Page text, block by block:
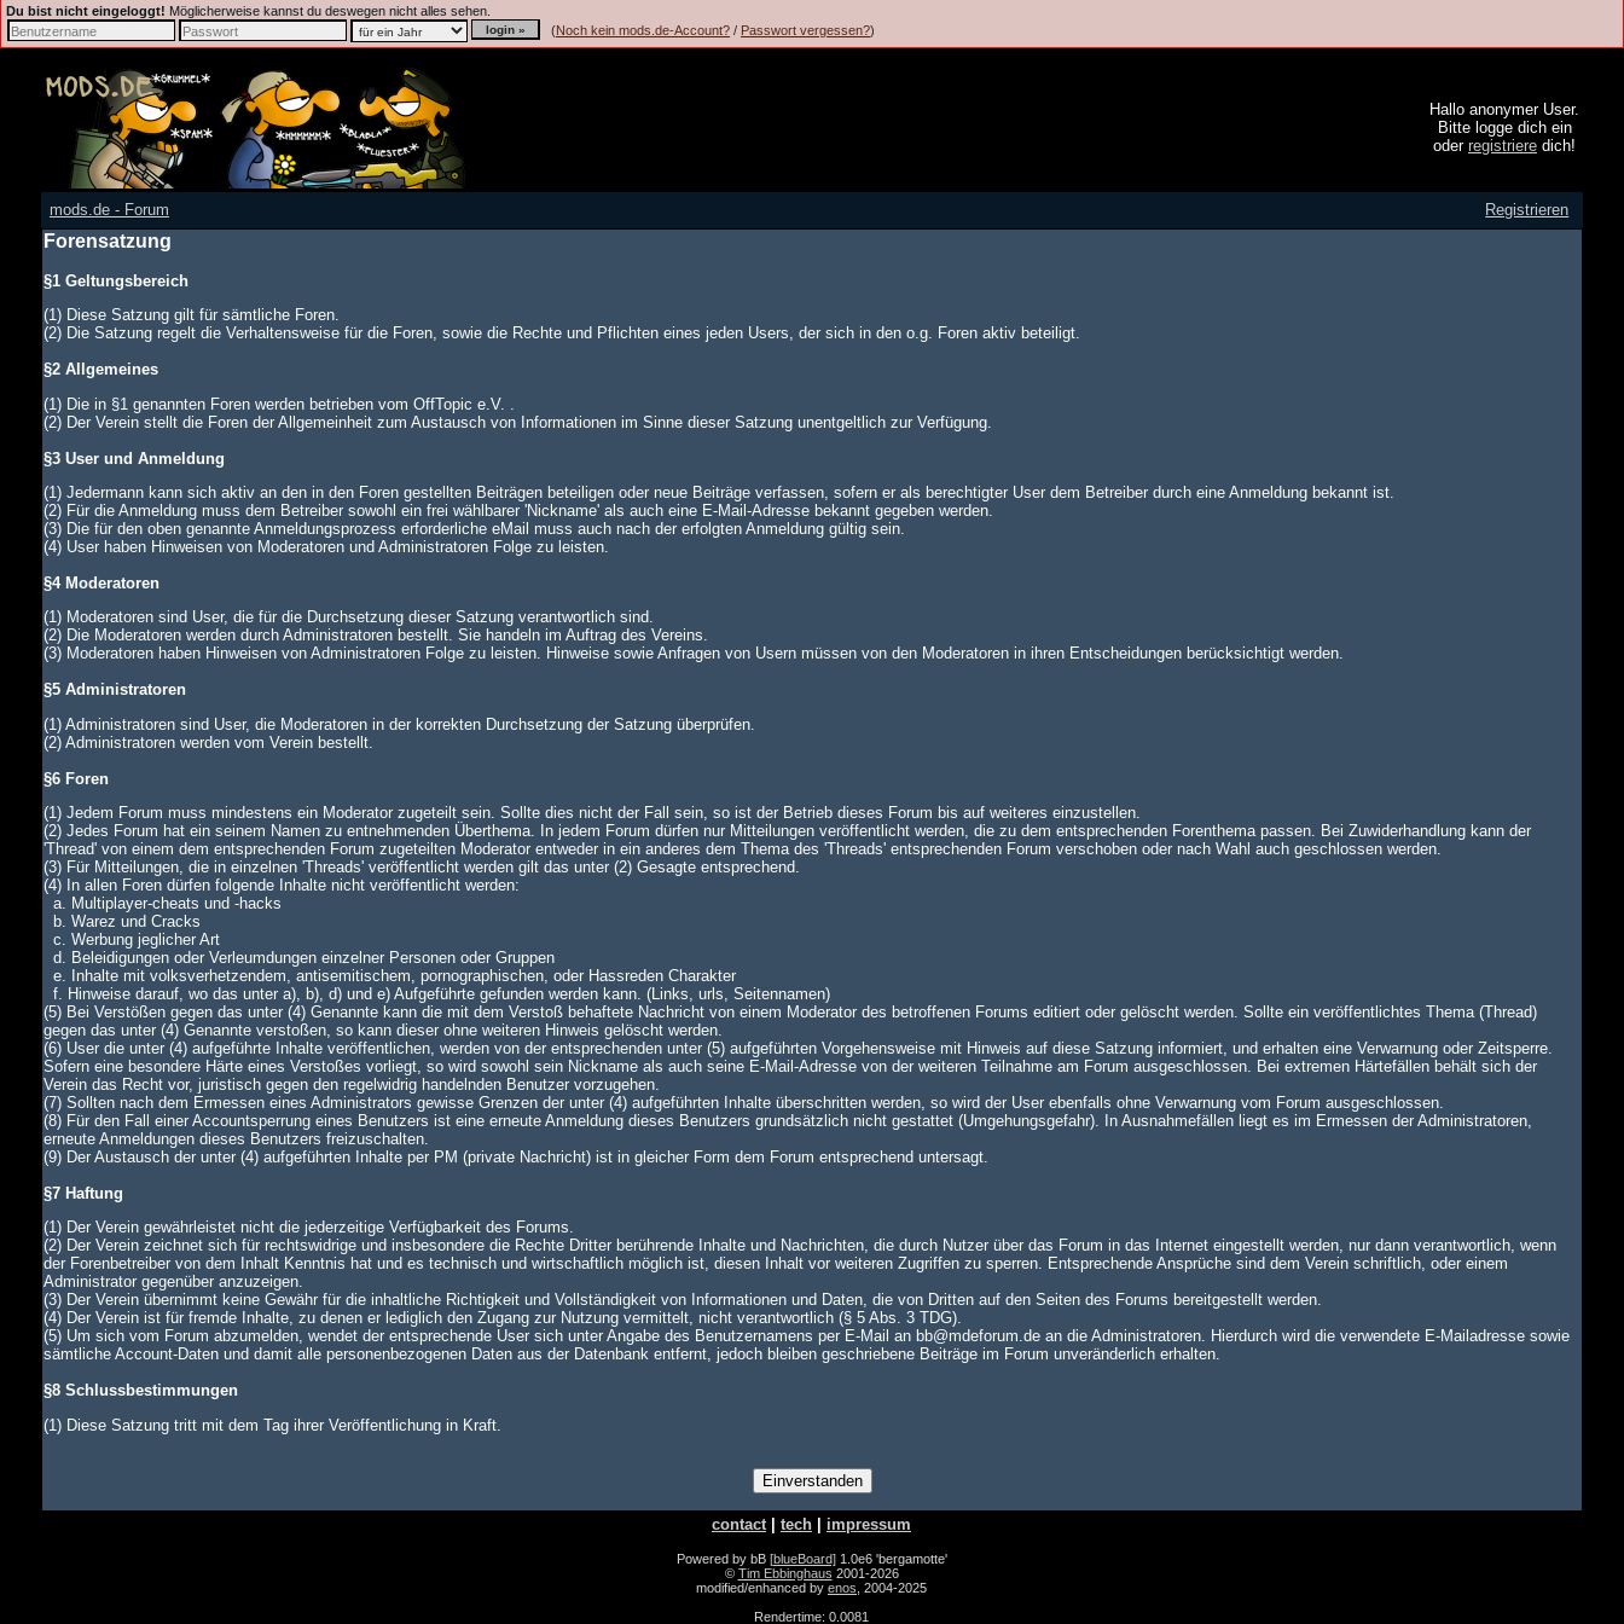
Du bist nicht eingeloggt! Möglicherweise kannst du deswegen nicht alles sehen.
(Noch kein mods.de-Account? / Passwort vergessen?)
Hallo anonymer User.
Bitte logge dich ein
oder registriere dich!
mods.de - Forum Registrieren
Forensatzung
§1 Geltungsbereich
(1) Diese Satzung gilt für sämtliche Foren.
(2) Die Satzung regelt die Verhaltensweise für die Foren, sowie die Rechte und Pflichten eines jeden Users, der sich in den o.g. Foren aktiv beteiligt.
§2 Allgemeines
(1) Die in §1 genannten Foren werden betrieben vom OffTopic e.V. .
(2) Der Verein stellt die Foren der Allgemeinheit zum Austausch von Informationen im Sinne dieser Satzung unentgeltlich zur Verfügung.
§3 User und Anmeldung
(1) Jedermann kann sich aktiv an den in den Foren gestellten Beiträgen beteiligen oder neue Beiträge verfassen, sofern er als berechtigter User dem Betreiber durch eine Anmeldung bekannt ist.
(2) Für die Anmeldung muss dem Betreiber sowohl ein frei wählbarer 'Nickname' als auch eine E-Mail-Adresse bekannt gegeben werden.
(3) Die für den oben genannte Anmeldungsprozess erforderliche eMail muss auch nach der erfolgten Anmeldung gültig sein.
(4) User haben Hinweisen von Moderatoren und Administratoren Folge zu leisten.
§4 Moderatoren
(1) Moderatoren sind User, die für die Durchsetzung dieser Satzung verantwortlich sind.
(2) Die Moderatoren werden durch Administratoren bestellt. Sie handeln im Auftrag des Vereins.
(3) Moderatoren haben Hinweisen von Administratoren Folge zu leisten. Hinweise sowie Anfragen von Usern müssen von den Moderatoren in ihren Entscheidungen berücksichtigt werden.
§5 Administratoren
(1) Administratoren sind User, die Moderatoren in der korrekten Durchsetzung der Satzung überprüfen.
(2) Administratoren werden vom Verein bestellt.
§6 Foren
(1) Jedem Forum muss mindestens ein Moderator zugeteilt sein. Sollte dies nicht der Fall sein, so ist der Betrieb dieses Forum bis auf weiteres einzustellen.
(2) Jedes Forum hat ein seinem Namen zu entnehmenden Überthema. In jedem Forum dürfen nur Mitteilungen veröffentlicht werden, die zu dem entsprechenden Forenthema passen. Bei Zuwiderhandlung kann der
'Thread' von einem dem entsprechenden Forum zugeteilten Moderator entweder in ein anderes dem Thema des 'Threads' entsprechenden Forum verschoben oder nach Wahl auch geschlossen werden.
(3) Für Mitteilungen, die in einzelnen 'Threads' veröffentlicht werden gilt das unter (2) Gesagte entsprechend.
(4) In allen Foren dürfen folgende Inhalte nicht veröffentlicht werden:
a. Multiplayer-cheats und -hacks
b. Warez und Cracks
c. Werbung jeglicher Art
d. Beleidigungen oder Verleumdungen einzelner Personen oder Gruppen
e. Inhalte mit volksverhetzendem, antisemitischem, pornographischen, oder Hassreden Charakter
f. Hinweise darauf, wo das unter a), b), d) und e) Aufgeführte gefunden werden kann. (Links, urls, Seitennamen)
(5) Bei Verstößen gegen das unter (4) Genannte kann die mit dem Verstoß behaftete Nachricht von einem Moderator des betroffenen Forums editiert oder gelöscht werden. Sollte ein veröffentlichtes Thema (Thread)
gegen das unter (4) Genannte verstoßen, so kann dieser ohne weiteren Hinweis gelöscht werden.
(6) User die unter (4) aufgeführte Inhalte veröffentlichen, werden von der entsprechenden unter (5) aufgeführten Vorgehensweise mit Hinweis auf diese Satzung informiert, und erhalten eine Verwarnung oder Zeitsperre.
Sofern eine besondere Härte eines Verstoßes vorliegt, so wird sowohl sein Nickname als auch seine E-Mail-Adresse von der weiteren Teilnahme am Forum ausgeschlossen. Bei extremen Härtefällen behält sich der
Verein das Recht vor, juristisch gegen den regelwidrig handelnden Benutzer vorzugehen.
(7) Sollten nach dem Ermessen eines Administrators gewisse Grenzen der unter (4) aufgeführten Inhalte überschritten werden, so wird der User ebenfalls ohne Verwarnung vom Forum ausgeschlossen.
(8) Für den Fall einer Accountsperrung eines Benutzers ist eine erneute Anmeldung dieses Benutzers grundsätzlich nicht gestattet (Umgehungsgefahr). In Ausnahmefällen liegt es im Ermessen der Administratoren,
erneute Anmeldungen dieses Benutzers freizuschalten.
(9) Der Austausch der unter (4) aufgeführten Inhalte per PM (private Nachricht) ist in gleicher Form dem Forum entsprechend untersagt.
§7 Haftung
(1) Der Verein gewährleistet nicht die jederzeitige Verfügbarkeit des Forums.
(2) Der Verein zeichnet sich für rechtswidrige und insbesondere die Rechte Dritter berührende Inhalte und Nachrichten, die durch Nutzer über das Forum in das Internet eingestellt werden, nur dann verantwortlich, wenn
der Forenbetreiber von dem Inhalt Kenntnis hat und es technisch und wirtschaftlich möglich ist, diesen Inhalt vor weiteren Zugriffen zu sperren. Entsprechende Ansprüche sind dem Verein schriftlich, oder einem
Administrator gegenüber anzuzeigen.
(3) Der Verein übernimmt keine Gewähr für die inhaltliche Richtigkeit und Vollständigkeit von Informationen und Daten, die von Dritten auf den Seiten des Forums bereitgestellt werden.
(4) Der Verein ist für fremde Inhalte, zu denen er lediglich den Zugang zur Nutzung vermittelt, nicht verantwortlich (§ 5 Abs. 3 TDG).
(5) Um sich vom Forum abzumelden, wendet der entsprechende User sich unter Angabe des Benutzernamens per E-Mail an bb@mdeforum.de an die Administratoren. Hierdurch wird die verwendete E-Mailadresse sowie
sämtliche Account-Daten und damit alle personenbezogenen Daten aus der Datenbank entfernt, jedoch bleiben geschriebene Beiträge im Forum unveränderlich erhalten.
§8 Schlussbestimmungen
(1) Diese Satzung tritt mit dem Tag ihrer Veröffentlichung in Kraft.
contact| tech impressum
Powered by bB [blueBoard] 1.0e6 'bergamotte'
© Tim Ebbinghaus 2001-2026
modified/enhanced by enos , 2004-2025
Rendertime: 0.0081